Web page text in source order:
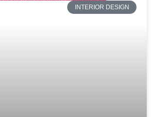
INTERIOR DESIGN